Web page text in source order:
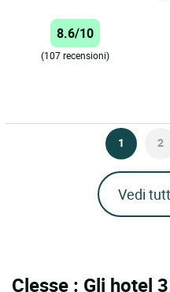
8.6/10
(107 recensioni)
1 2
Vedi
Clesse : Gli hotel